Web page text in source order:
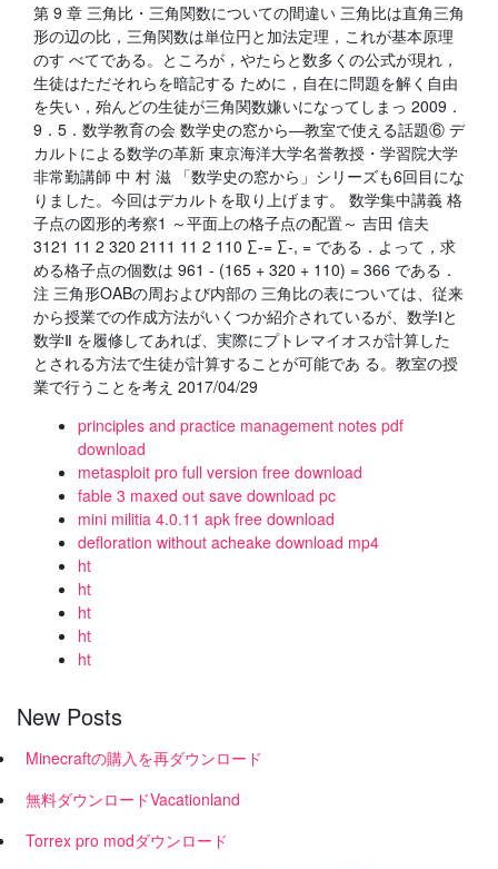
第 9 章 三角比・三角関数についての間違い 三角比は直角三角
形の辺の比，三角関数は単位円と加法定理，これが基本原理
のす べてである。ところが，やたらと数多くの公式が現れ，
生徒はただそれらを暗記する ために，自在に問題を解く自由
を失い，殆んどの生徒が三角関数嫌いになってしまっ 2009．
9．5．数学教育の会 数学史の窓から―教室で使える話題⑥ デ
カルトによる数学の革新 東京海洋大学名誉教授・学習院大学
非常勤講師 中 村 滋 「数学史の窓から」シリーズも6回目にな
りました。今回はデカルトを取り上げます。 数学集中講義 格
子点の図形的考察1 ～平面上の格子点の配置～ 吉田 信夫
3121 11 2 320 2111 11 2 110 ∑-= ∑-, = である．よって，求
める格子点の個数は 961 - (165 + 320 + 110) = 366 である．
注 三角形OABの周および内部の 三角比の表については、従来
から授業での作成方法がいくつか紹介されているが、数学Ⅰと
数学Ⅱ を履修してあれば、実際にプトレマイオスが計算した
とされる方法で生徒が計算することが可能であ る。教室の授
業で行うことを考え 2017/04/29
principles and practice management notes pdf
download
metasploit pro full version free download
fable 3 maxed out save download pc
mini militia 4.0.11 apk free download
defloration without acheake download mp4
ht
ht
ht
ht
ht
New Posts
Minecraftの購入を再ダウンロード
無料ダウンロードVacationland
Torrex pro modダウンロード